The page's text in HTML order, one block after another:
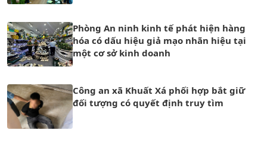
Phòng An ninh kinh tế phát hiện hàng
hóa có dấu hiệu giả mạo nhãn hiệu tại
một cơ sở kinh doanh
Công an xã Khuất Xá phối hợp bắt giữ
đối tượng có quyết định truy tìm